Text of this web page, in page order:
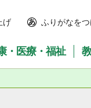
げ ふりがなをつ
・医療・福祉